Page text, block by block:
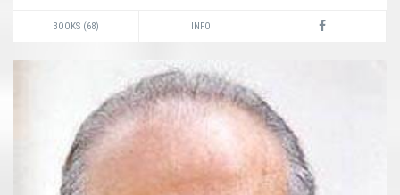
BOOKS (68) INFO